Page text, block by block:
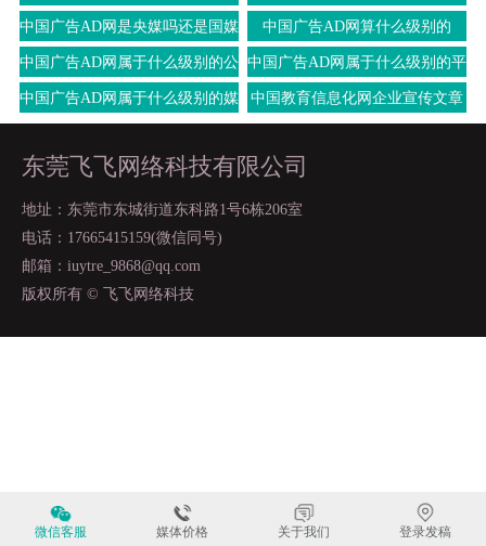
中国广告AD网是央媒吗还是国媒 中国广告AD网算什么级别的
中国广告AD网属于什么级别的公
司
中国广告AD网属于什么级别的平
台
中国广告AD网属于什么级别的媒
体
中国教育信息化网企业宣传文章
应该怎么写
东莞飞飞网络科技有限公司
地址：东莞市东城街道东科路1号6栋206室
电话：17665415159(微信同号)
邮箱：iuytre_9868@qq.com
版权所有 © 飞飞网络科技
微信客服 媒体价格 关于我们 登录发稿